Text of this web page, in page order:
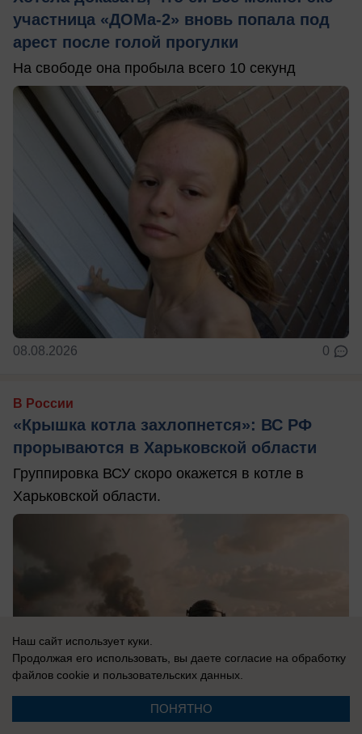
участница «ДОМа-2» вновь попала под
арест после голой прогулки
На свободе она пробыла всего 10 секунд
08.08.2026 0
В России
«Крышка котла захлопнется»: ВС РФ
прорываются в Харьковской области
Группировка ВСУ скоро окажется в котле в
Харьковской области.
Наш сайт использует куки.
Продолжая его использовать, вы даете согласие на обработку
файлов cookie и пользовательских данных.
ПОНЯТНО